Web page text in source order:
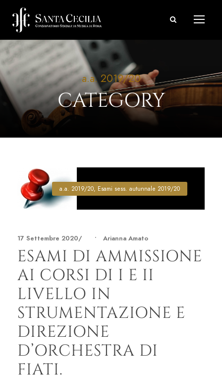
a.a. 2019/20
CATEGORY
a.a. 2019/20, Esami sess. autunnale 2019/20
17 Settembre 2020 • Arianna Amato
ESAMI DI AMMISSIONE
AI CORSI DI I E II
LIVELLO IN
STRUMENTAZIONE E
DIREZIONE
D’ORCHESTRA DI
FIATI.